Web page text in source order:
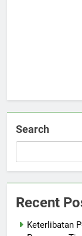
Search
Recent
Keterlibatan